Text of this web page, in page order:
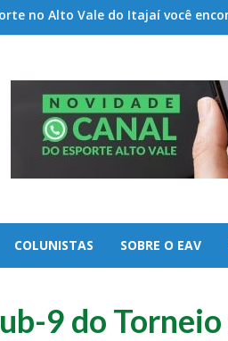
no Alto Vale do Itajaí você
COLUNISTAS SOBRE O EAV
9 do